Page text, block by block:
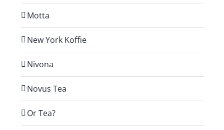
Motta
New York Koffie
Nivona
Novus Tea
Or Tea?